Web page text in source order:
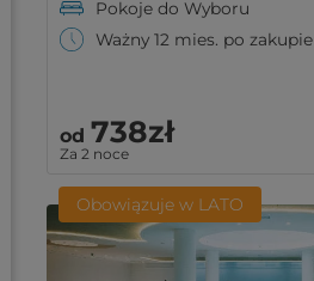
Pokoje do Wyboru
Ważny 12 mies. po zakupie
od 738zł
Za 2 noce
Obowiązuje w LATO